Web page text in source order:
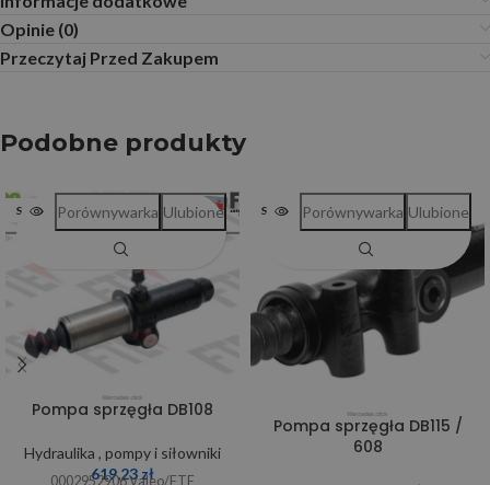
Opinie (0)
Przeczytaj Przed Zakupem
Podobne produkty
SOLD OUT
Pompa sprzęgła DB108
Hydraulika , pompy i siłowniki
619,23 zł
0002952906 Valeo/FTE
Porównywarka Ulubione SOLD OUT
Pompa sprzęgła DB115 /
608
Porównywarka Ulubione